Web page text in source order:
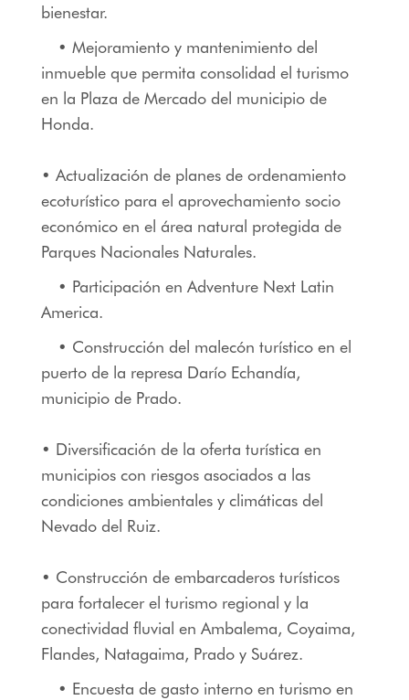
bienestar.
• Mejoramiento y mantenimiento del
inmueble que permita consolidad el turismo
en la Plaza de Mercado del municipio de
Honda.
• Actualización de planes de ordenamiento
ecoturístico para el aprovechamiento socio
económico en el área natural protegida de
Parques Nacionales Naturales.
• Participación en Adventure Next Latin
America.
• Construcción del malecón turístico en el
puerto de la represa Darío Echandía,
municipio de Prado.
• Diversificación de la oferta turística en
municipios con riesgos asociados a las
condiciones ambientales y climáticas del
Nevado del Ruiz.
• Construcción de embarcaderos turísticos
para fortalecer el turismo regional y la
conectividad fluvial en Ambalema, Coyaima,
Flandes, Natagaima, Prado y Suárez.
• Encuesta de gasto interno en turismo en